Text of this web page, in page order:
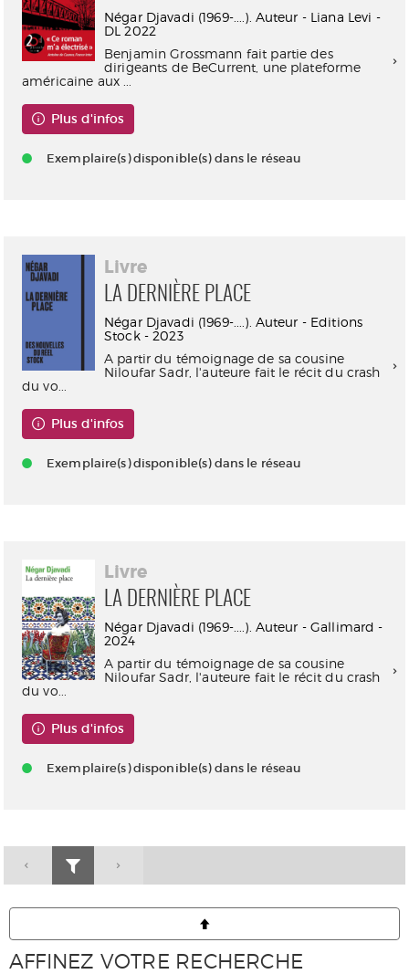
Négar Djavadi (1969-....). Auteur - Liana Levi -
DL 2022
Benjamin Grossmann fait partie des
dirigeants de BeCurrent, une plateforme
américaine aux ...
Plus d'infos
Exemplaire(s) disponible(s) dans le réseau
Livre
LA DERNIÈRE PLACE
Négar Djavadi (1969-....). Auteur - Editions
Stock - 2023
A partir du témoignage de sa cousine
Niloufar Sadr, l'auteure fait le récit du crash
du vo...
Plus d'infos
Exemplaire(s) disponible(s) dans le réseau
Livre
LA DERNIÈRE PLACE
Négar Djavadi (1969-....). Auteur - Gallimard -
2024
A partir du témoignage de sa cousine
Niloufar Sadr, l'auteure fait le récit du crash
du vo...
Plus d'infos
Exemplaire(s) disponible(s) dans le réseau
AFFINEZ VOTRE RECHERCHE